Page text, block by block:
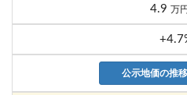
4.9 万
公示地価の推